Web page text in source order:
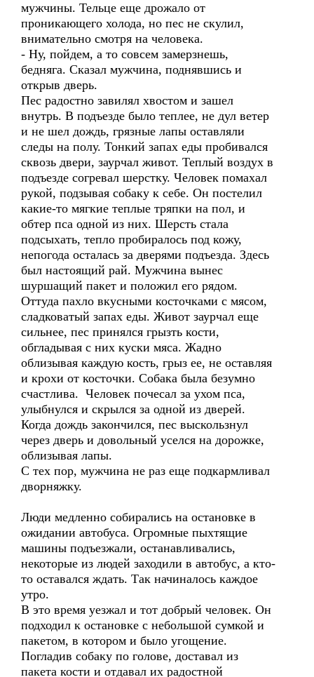
мужчины. Тельце еще дрожало от
проникающего холода, но пес не скулил,
внимательно смотря на человека.
- Ну, пойдем, а то совсем замерзнешь,
бедняга. Сказал мужчина, поднявшись и
открыв дверь.
Пес радостно завилял хвостом и зашел
внутрь. В подъезде было теплее, не дул ветер
и не шел дождь, грязные лапы оставляли
следы на полу. Тонкий запах еды пробивался
сквозь двери, заурчал живот. Теплый воздух в
подъезде согревал шерстку. Человек помахал
рукой, подзывая собаку к себе. Он постелил
какие-то мягкие теплые тряпки на пол, и
обтер пса одной из них. Шерсть стала
подсыхать, тепло пробиралось под кожу,
непогода осталась за дверями подъезда. Здесь
был настоящий рай. Мужчина вынес
шуршащий пакет и положил его рядом.
Оттуда пахло вкусными косточками с мясом,
сладковатый запах еды. Живот заурчал еще
сильнее, пес принялся грызть кости,
обгладывая с них куски мяса. Жадно
облизывая каждую кость, грыз ее, не оставляя
и крохи от косточки. Собака была безумно
счастлива. Человек почесал за ухом пса,
улыбнулся и скрылся за одной из дверей.
Когда дождь закончился, пес выскользнул
через дверь и довольный уселся на дорожке,
облизывая лапы.
С тех пор, мужчина не раз еще подкармливал
дворняжку.
Люди медленно собирались на остановке в
ожидании автобуса. Огромные пыхтящие
машины подъезжали, останавливались,
некоторые из людей заходили в автобус, а кто-
то оставался ждать. Так начиналось каждое
утро.
В это время уезжал и тот добрый человек. Он
подходил к остановке с небольшой сумкой и
пакетом, в котором и было угощение.
Погладив собаку по голове, доставал из
пакета кости и отдавал их радостной